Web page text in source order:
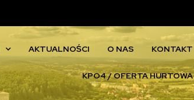
AKTUALNOŚCI O NAS KONTAKT
KPO4 / OFERTA HURTOWA